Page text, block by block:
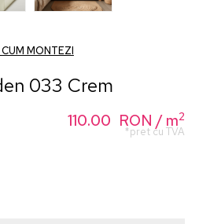
CUM MONTEZI
033 Crem
110.00 RON / m2
*pret cu TVA